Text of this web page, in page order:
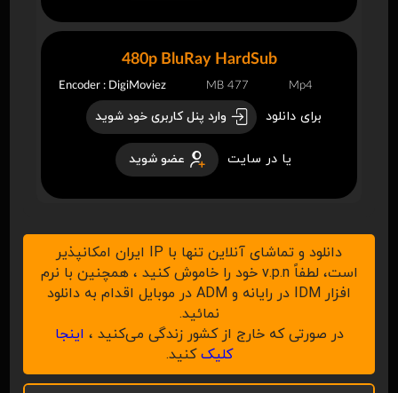
برای دانلود وارد پنل کاربری خود شوید
یا در سایت عضو شوید
480p BluRay HardSub
Encoder : DigiMoviez 477 MB Mp4
دانلود و تماشای آنلاین تنها با IP ایران امکانپذیر
است، لطفاً v.p.n خود را خاموش کنید ، همچنین با نرم
افزار IDM در رایانه و ADM در موبایل اقدام به دانلود
نمائید.
در صورتی که خارج از کشور زندگی می‌کنید ، اینجا
کلیککنید.